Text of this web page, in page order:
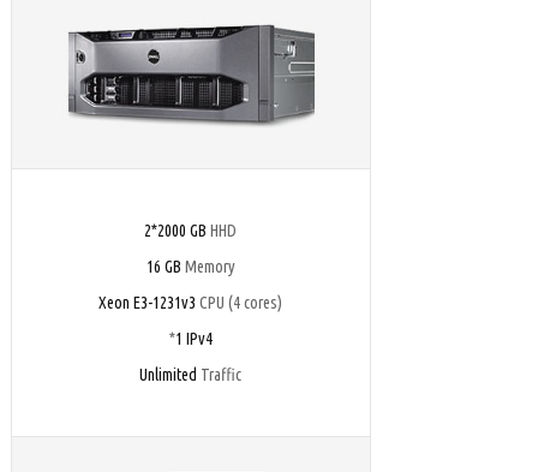
2*2000 GBHHD
16 GB Memory
Xeon E3-1231v3CPU (4 cores)
*1 IPv4
Unlimited Traffic